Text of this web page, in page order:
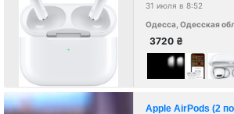
31 июля в 8:52
3720 ₴